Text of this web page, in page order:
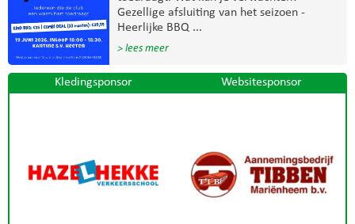
Gezellige afsluiting van het seizoen -
Heerlijke BBQ ...
> lees meer
Kledingsponsor Websitesponsor